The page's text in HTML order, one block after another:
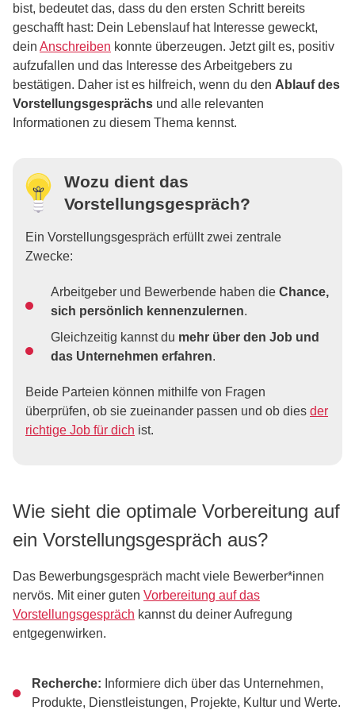
bist, bedeutet das, dass du den ersten Schritt bereits
geschafft hast: Dein Lebenslauf hat Interesse geweckt,
dein Anschreiben konnte überzeugen. Jetzt gilt es, positiv
aufzufallen und das Interesse des Arbeitgebers zu
bestätigen. Daher ist es hilfreich, wenn du den Ablauf des
Vorstellungsgesprächs und alle relevanten
Informationen zu diesem Thema kennst.
Wozu dient das
Vorstellungsgespräch?
Ein Vorstellungsgespräch erfüllt zwei zentrale
Zwecke:
Arbeitgeber und Bewerbende haben die Chance,
sich persönlich kennenzulernen.
Gleichzeitig kannst du mehr über den Job und
das Unternehmen erfahren.
Beide Parteien können mithilfe von Fragen
überprüfen, ob sie zueinander passen und ob dies der
richtige Job für dich ist.
Wie sieht die optimale Vorbereitung auf
ein Vorstellungsgespräch aus?
Das Bewerbungsgespräch macht viele Bewerber*innen
nervös. Mit einer guten Vorbereitung auf das
Vorstellungsgespräch kannst du deiner Aufregung
entgegenwirken.
Recherche: Informiere dich über das Unternehmen,
Produkte, Dienstleistungen, Projekte, Kultur und Werte.